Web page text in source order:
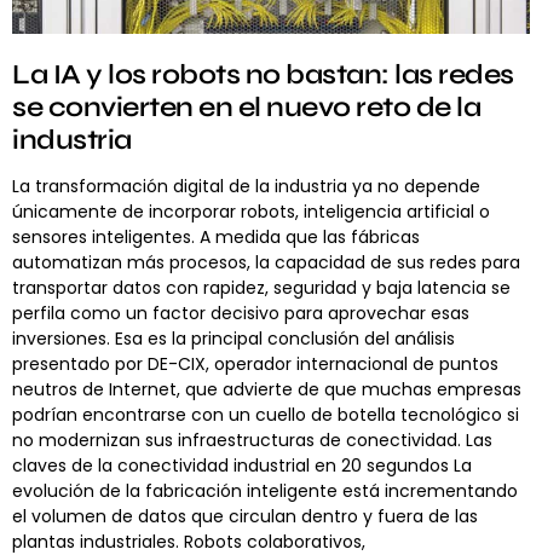
La IA y los robots no bastan: las redes
se convierten en el nuevo reto de la
industria
La transformación digital de la industria ya no depende
únicamente de incorporar robots, inteligencia artificial o
sensores inteligentes. A medida que las fábricas
automatizan más procesos, la capacidad de sus redes para
transportar datos con rapidez, seguridad y baja latencia se
perfila como un factor decisivo para aprovechar esas
inversiones. Esa es la principal conclusión del análisis
presentado por DE-CIX, operador internacional de puntos
neutros de Internet, que advierte de que muchas empresas
podrían encontrarse con un cuello de botella tecnológico si
no modernizan sus infraestructuras de conectividad. Las
claves de la conectividad industrial en 20 segundos La
evolución de la fabricación inteligente está incrementando
el volumen de datos que circulan dentro y fuera de las
plantas industriales. Robots colaborativos,